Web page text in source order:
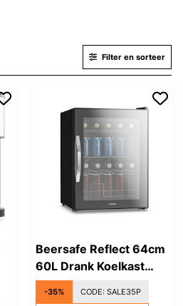
Filter en sorteer
Beersafe Reflect 64cm
60L Drank Koelkast
met Glazen Deur Zwart
-35% CODE: SALE35P